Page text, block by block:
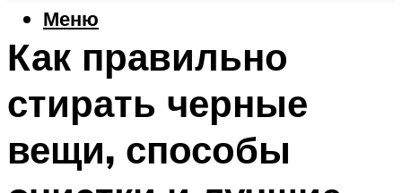
Меню
Как правильно
стирать черные
вещи, способы